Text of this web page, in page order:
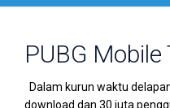
PUBG
Dalam kurun waktu
download dan 30 juta